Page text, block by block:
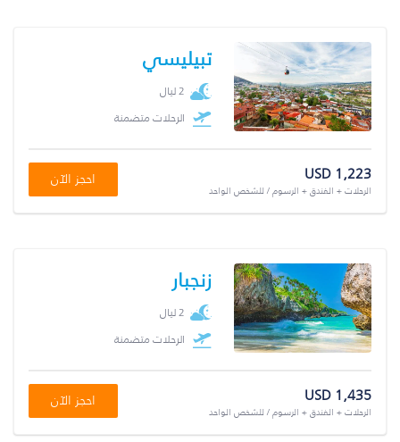
تبيليسي
2 ليال
الرحلات متضمنة
USD 1,223
الرحلات + الفندق + الرسوم / للشخص الواحد
احجز الآن
زنجبار
2 ليال
الرحلات متضمنة
USD 1,435
الرحلات + الفندق + الرسوم / للشخص الواحد
احجز الآن